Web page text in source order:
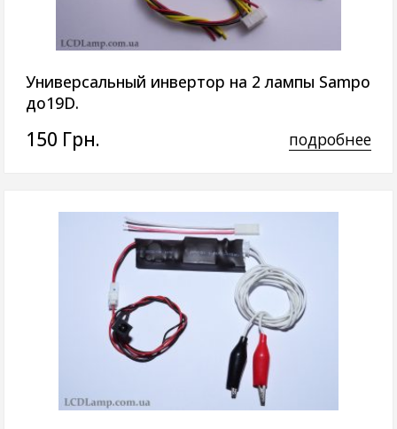
Универсальный инвертор на 2 лампы Sampo
до19D.
150 Грн. подробнее